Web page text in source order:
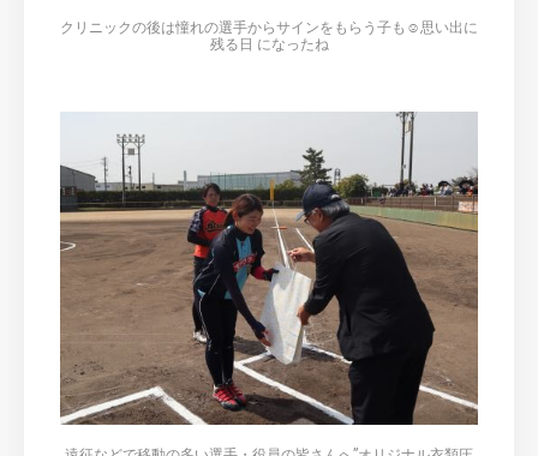
クリニックの後は憧れの選手からサインをもらう子も☺思い出に
残る日 になったね